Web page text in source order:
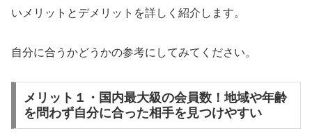
いメリットとデメリットを詳しく紹介します。
自分に合うかどうかの参考にしてみてください。
メリット１・国内最大級の会員数！地域や年齢
を問わず自分に合った相手を見つけやすい